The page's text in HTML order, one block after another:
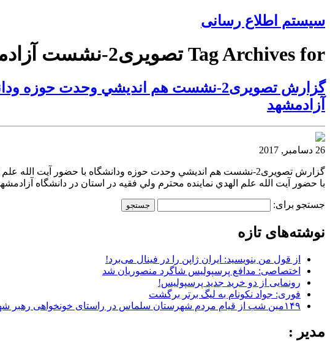
سیستم اطلاع رسانی
Tag Archives for تصویری2-نشست آزادمشهد
گزارش تصویری2-نشست هم انديشي وحدت
آزادمشهد
26 دسامبر, 2017
با حضور آيت الله علم الهدي نماينده محترم ولي فقيه در استان در دانشگاه آزادمشهد گزارش تصویری2-نشست هم انديشي وحدت
جستجو برای:
نوشته‌های تازه
از قول من بنویسید: ایران ژاپن را در فینال می‌برد!
اختصاصی: مدافع پرسپولیس شاگرد منصوریان شد
رونمایی از دو خرید جدید پرسپولیس!
فوری: جواد نکونام به لیگ برتر برگشت
۱۴۹مین شب از قیام مردم شهرستان سلماس در راستای خونخواهی رهبر شهید + تصاویر
مدیر :